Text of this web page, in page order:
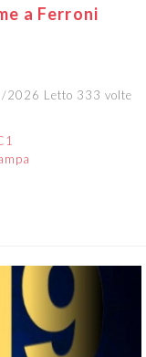
a Ferroni
2026 Letto 333 volte